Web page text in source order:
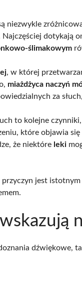
niezwykle
Najczęściej dotykają
ślimakowym
, w której
miażdżyca naczyń
za
to kolejne
które objawia
że niektóre leki
jest
dźwiękowe,